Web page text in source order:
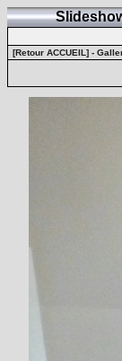
[Retour ACCUEIL] -